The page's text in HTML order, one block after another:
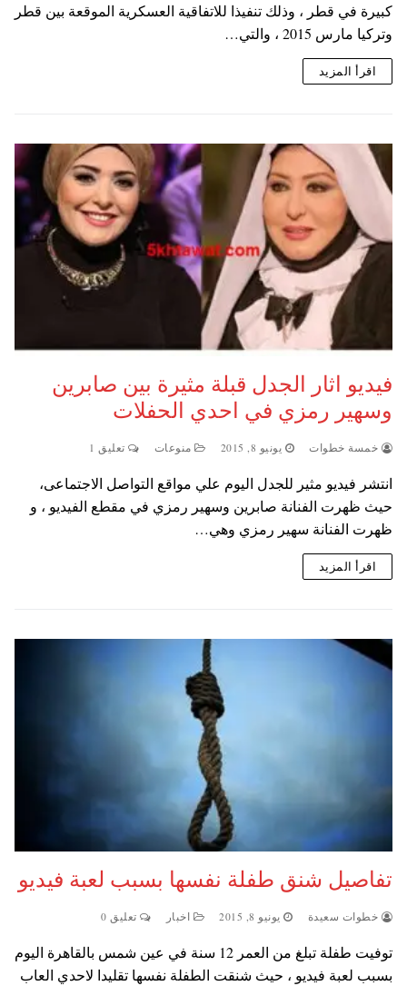
كبيرة في قطر ، وذلك تنفيذا للاتفاقية العسكرية الموقعة بين قطر
وتركيا مارس 2015 ، والتي…
اقرأ المزيد
فيديو اثار الجدل قبلة مثيرة بين صابرين
وسهير رمزي في احدي الحفلات
خمسة خطوات يونيو 8, 2015 منوعات تعليق 1
انتشر فيديو مثير للجدل اليوم علي مواقع التواصل الاجتماعى،
حيث ظهرت الفنانة صابرين وسهير رمزي في مقطع الفيديو ، و
ظهرت الفنانة سهير رمزي وهي…
اقرأ المزيد
تفاصيل شنق طفلة نفسها بسبب لعبة فيديو
خطوات سعيدة يونيو 8, 2015 اخبار تعليق 0
توفيت طفلة تبلغ من العمر 12 سنة في عين شمس بالقاهرة اليوم
بسبب لعبة فيديو ، حيث شنقت الطفلة نفسها تقليدا لاحدي العاب